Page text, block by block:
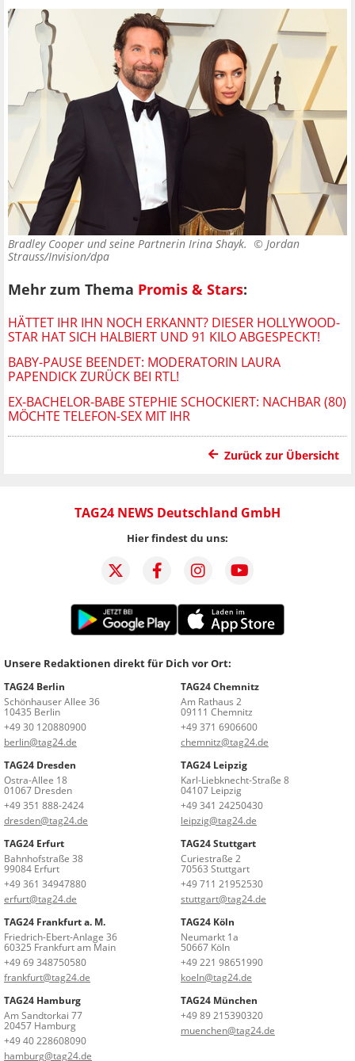
Bradley Cooper und seine Partnerin Irina Shayk. © Jordan
Strauss/Invision/dpa
Mehr zum Thema Promis & Stars:
HÄTTET IHR IHN NOCH ERKANNT? DIESER HOLLYWOOD-
STAR HAT SICH HALBIERT UND 91 KILO ABGESPECKT!
BABY-PAUSE BEENDET: MODERATORIN LAURA
PAPENDICK ZURÜCK BEI RTL!
EX-BACHELOR-BABE STEPHIE SCHOCKIERT: NACHBAR (80)
MÖCHTE TELEFON-SEX MIT IHR
Zurück zur Übersicht
TAG24 NEWS Deutschland GmbH
Hier findest du uns:
Unsere Redaktionen direkt für Dich vor Ort:
TAG24 Berlin
Schönhauser Allee 36
10435 Berlin
+49 30 120880900
berlin@tag24.de
TAG24 Chemnitz
Am Rathaus 2
09111 Chemnitz
+49 371 6906600
chemnitz@tag24.de
TAG24 Dresden
Ostra-Allee 18
01067 Dresden
+49 351 888-2424
dresden@tag24.de
TAG24 Leipzig
Karl-Liebknecht-Straße 8
04107 Leipzig
+49 341 24250430
leipzig@tag24.de
TAG24 Erfurt
Bahnhofstraße 38
99084 Erfurt
+49 361 34947880
erfurt@tag24.de
TAG24 Stuttgart
Curiestraße 2
70563 Stuttgart
+49 711 21952530
stuttgart@tag24.de
TAG24 Frankfurt a. M.
Friedrich-Ebert-Anlage 36
60325 Frankfurt am Main
+49 69 348750580
frankfurt@tag24.de
TAG24 Köln
Neumarkt 1a
50667 Köln
+49 221 98651990
koeln@tag24.de
TAG24 Hamburg
Am Sandtorkai 77
20457 Hamburg
+49 40 228608090
hamburg@tag24.de
TAG24 München
+49 89 215390320
muenchen@tag24.de